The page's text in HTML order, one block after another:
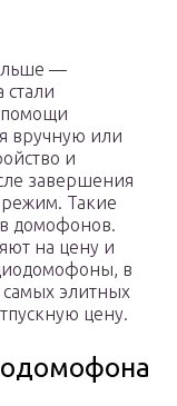
—
стали
помощи
вручную или
и
завершения
режим. Такие
домофонов.
на цену и
в
элитных
цену.